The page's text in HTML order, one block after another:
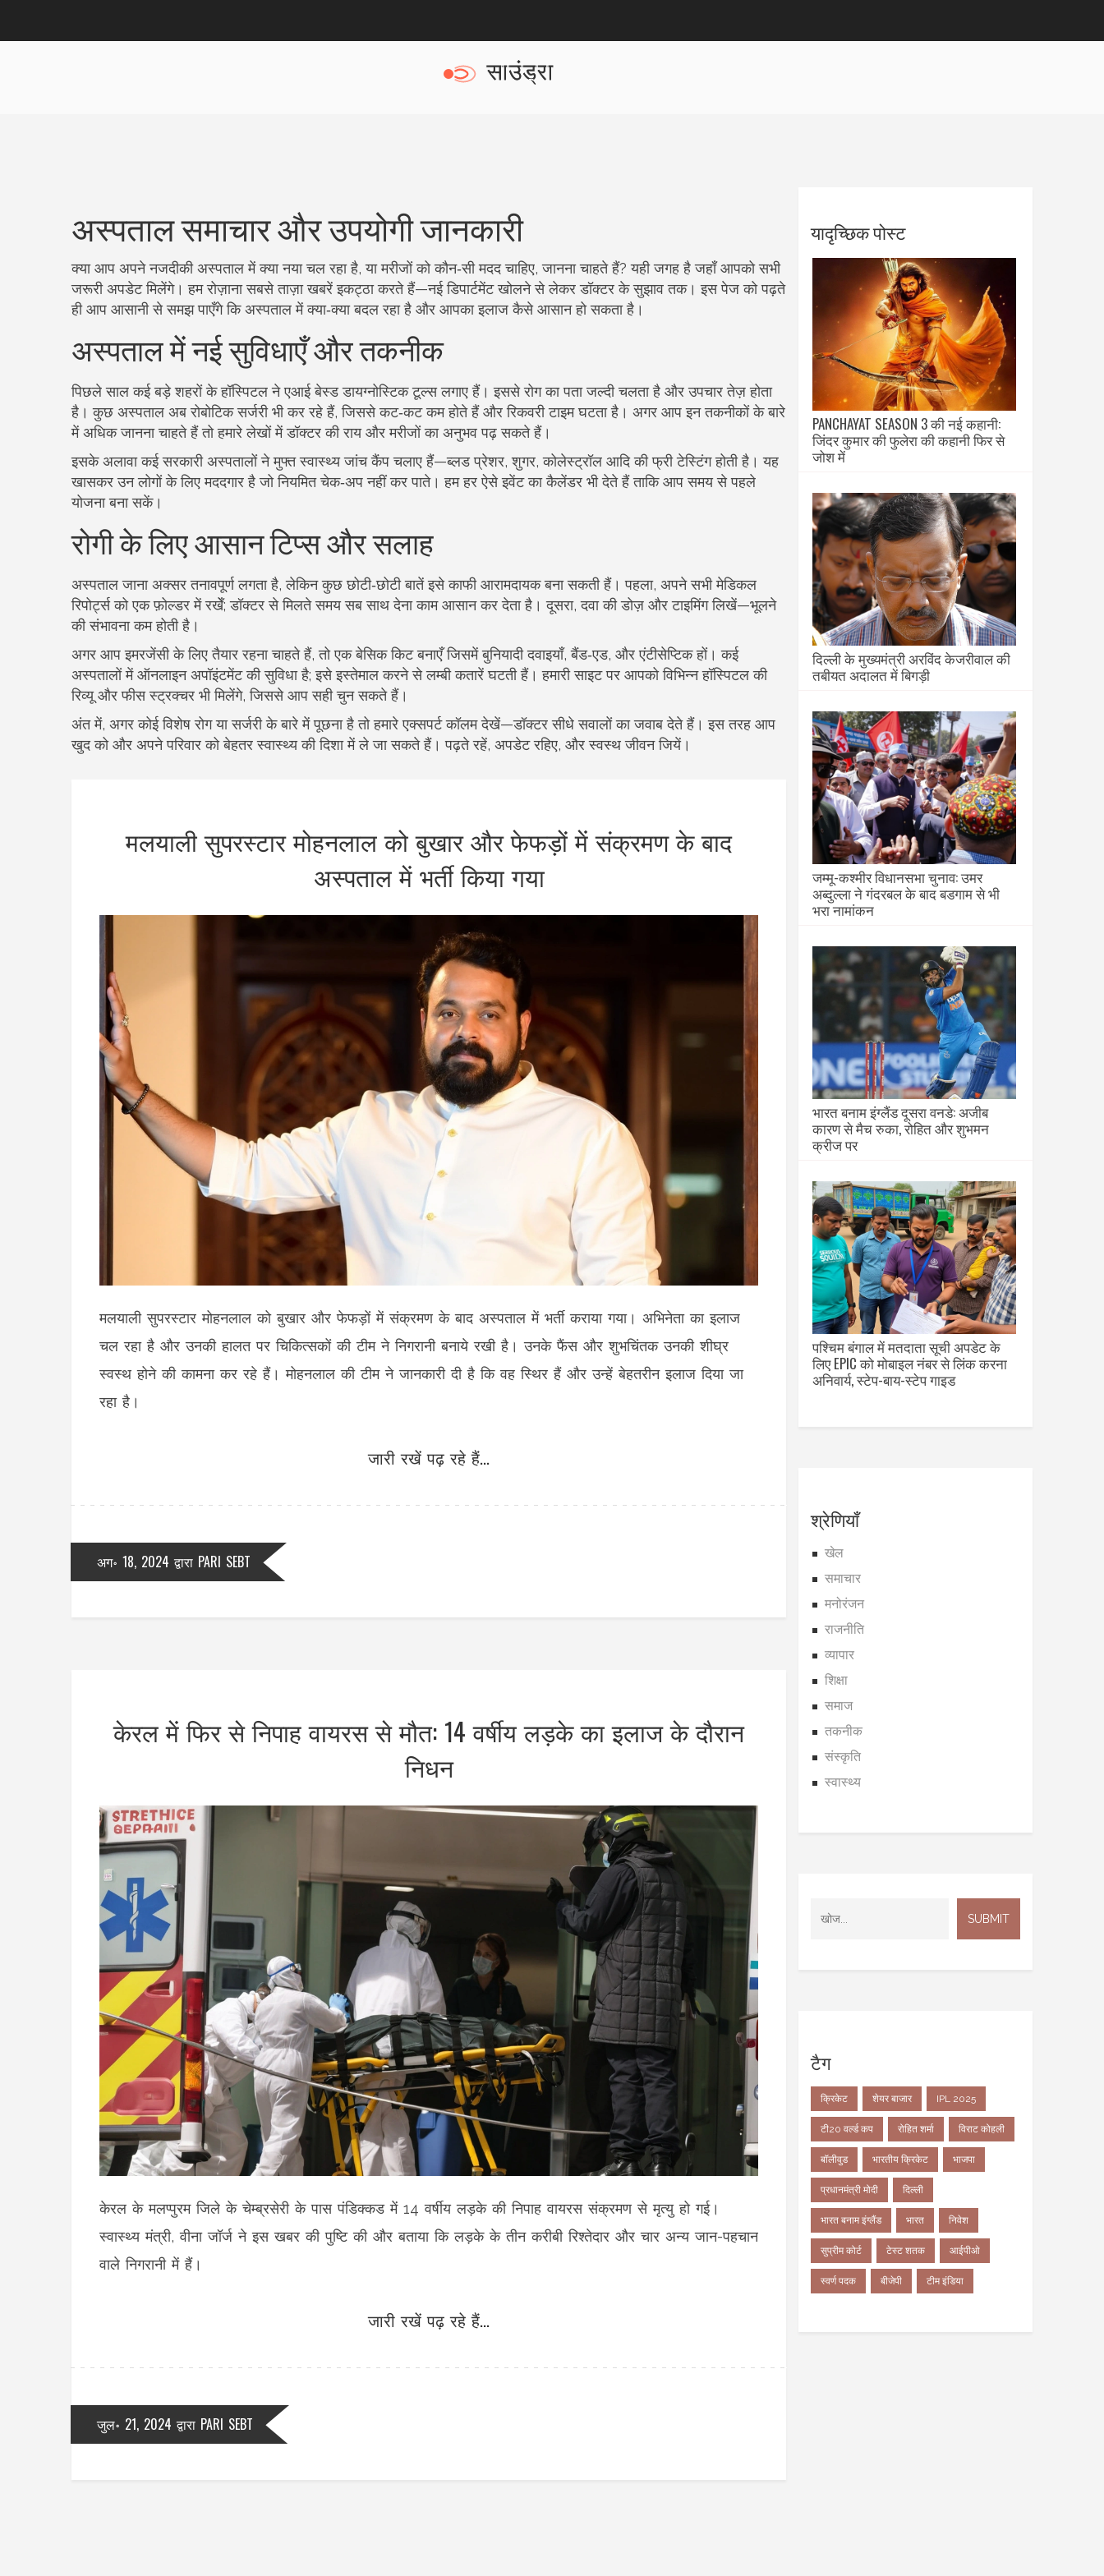
अस्पताल समाचार और उपयोगी जानकारी
क्या आप अपने नजदीकी अस्पताल में क्या नया चल रहा है, या मरीजों को कौन‑सी मदद चाहिए, जानना चाहते हैं? यही जगह है जहाँ आपको सभी
जरूरी अपडेट मिलेंगे। हम रोज़ाना सबसे ताज़ा खबरें इकट्ठा करते हैं—नई डिपार्टमेंट खोलने से लेकर डॉक्टर के सुझाव तक। इस पेज को पढ़ते
ही आप आसानी से समझ पाएँगे कि अस्पताल में क्या‑क्या बदल रहा है और आपका इलाज कैसे आसान हो सकता है।
अस्पताल में नई सुविधाएँ और तकनीक
पिछले साल कई बड़े शहरों के हॉस्पिटल ने एआई बेस्ड डायग्नोस्टिक टूल्स लगाए हैं। इससे रोग का पता जल्दी चलता है और उपचार तेज़ होता
है। कुछ अस्पताल अब रोबोटिक सर्जरी भी कर रहे हैं, जिससे कट‑कट कम होते हैं और रिकवरी टाइम घटता है। अगर आप इन तकनीकों के बारे
में अधिक जानना चाहते हैं तो हमारे लेखों में डॉक्टर की राय और मरीजों का अनुभव पढ़ सकते हैं।
इसके अलावा कई सरकारी अस्पतालों ने मुफ्त स्वास्थ्य जांच कैंप चलाए हैं—ब्लड प्रेशर, शुगर, कोलेस्ट्रॉल आदि की फ्री टेस्टिंग होती है। यह
खासकर उन लोगों के लिए मददगार है जो नियमित चेक‑अप नहीं कर पाते। हम हर ऐसे इवेंट का कैलेंडर भी देते हैं ताकि आप समय से पहले
योजना बना सकें।
रोगी के लिए आसान टिप्स और सलाह
अस्पताल जाना अक्सर तनावपूर्ण लगता है, लेकिन कुछ छोटी‑छोटी बातें इसे काफी आरामदायक बना सकती हैं। पहला, अपने सभी मेडिकल
रिपोर्ट्स को एक फ़ोल्डर में रखेँ; डॉक्टर से मिलते समय सब साथ देना काम आसान कर देता है। दूसरा, दवा की डोज़ और टाइमिंग लिखें—भूलने
की संभावना कम होती है।
अगर आप इमरजेंसी के लिए तैयार रहना चाहते हैं, तो एक बेसिक किट बनाएँ जिसमें बुनियादी दवाइयाँ, बैंड‑एड, और एंटीसेप्टिक हों। कई
अस्पतालों में ऑनलाइन अपॉइंटमेंट की सुविधा है; इसे इस्तेमाल करने से लम्बी कतारें घटती हैं। हमारी साइट पर आपको विभिन्न हॉस्पिटल की
रिव्यू और फीस स्ट्रक्चर भी मिलेंगे, जिससे आप सही चुन सकते हैं।
अंत में, अगर कोई विशेष रोग या सर्जरी के बारे में पूछना है तो हमारे एक्सपर्ट कॉलम देखें—डॉक्टर सीधे सवालों का जवाब देते हैं। इस तरह आप
खुद को और अपने परिवार को बेहतर स्वास्थ्य की दिशा में ले जा सकते हैं। पढ़ते रहें, अपडेट रहिए, और स्वस्थ जीवन जियें।
मलयाली सुपरस्टार मोहनलाल को बुखार और फेफड़ों में संक्रमण के बाद
अस्पताल में भर्ती किया गया
मलयाली सुपरस्टार मोहनलाल को बुखार और फेफड़ों में संक्रमण के बाद अस्पताल में भर्ती कराया गया। अभिनेता का इलाज
चल रहा है और उनकी हालत पर चिकित्सकों की टीम ने निगरानी बनाये रखी है। उनके फैंस और शुभचिंतक उनकी शीघ्र
स्वस्थ होने की कामना कर रहे हैं। मोहनलाल की टीम ने जानकारी दी है कि वह स्थिर हैं और उन्हें बेहतरीन इलाज दिया जा
रहा है।
जारी रखें पढ़ रहे हैं...
अग॰ 18, 2024 द्वारा PARI SEBT
केरल में फिर से निपाह वायरस से मौत: 14 वर्षीय लड़के का इलाज के दौरान
निधन
केरल के मलप्पुरम जिले के चेम्ब्रसेरी के पास पंडिक्कड में 14 वर्षीय लड़के की निपाह वायरस संक्रमण से मृत्यु हो गई।
स्वास्थ्य मंत्री, वीना जॉर्ज ने इस खबर की पुष्टि की और बताया कि लड़के के तीन करीबी रिश्तेदार और चार अन्य जान-पहचान
वाले निगरानी में हैं।
जारी रखें पढ़ रहे हैं...
जुल॰ 21, 2024 द्वारा PARI SEBT
यादृच्छिक पोस्ट
PANCHAYAT SEASON 3 की नई कहानी:
जिंदर कुमार की फुलेरा की कहानी फिर से
जोश में
दिल्ली के मुख्यमंत्री अरविंद केजरीवाल की
तबीयत अदालत में बिगड़ी
जम्मू-कश्मीर विधानसभा चुनाव: उमर
अब्दुल्ला ने गंदरबल के बाद बडगाम से भी
भरा नामांकन
भारत बनाम इंग्लैंड दूसरा वनडे: अजीब
कारण से मैच रुका, रोहित और शुभमन
क्रीज पर
पश्चिम बंगाल में मतदाता सूची अपडेट के
लिए EPIC को मोबाइल नंबर से लिंक करना
अनिवार्य, स्टेप-बाय-स्टेप गाइड
श्रेणियाँ
खेल
समाचार
मनोरंजन
राजनीति
व्यापार
शिक्षा
समाज
तकनीक
संस्कृति
स्वास्थ्य
टैग
क्रिकेट शेयर बाजार IPL 2025
टी20 वर्ल्ड कप रोहित शर्मा विराट कोहली
बॉलीवुड भारतीय क्रिकेट भाजपा
प्रधानमंत्री मोदी दिल्ली
भारत बनाम इंग्लैंड भारत निवेश
सुप्रीम कोर्ट टेस्ट शतक आईपीओ
स्वर्ण पदक बीजेपी टीम इंडिया